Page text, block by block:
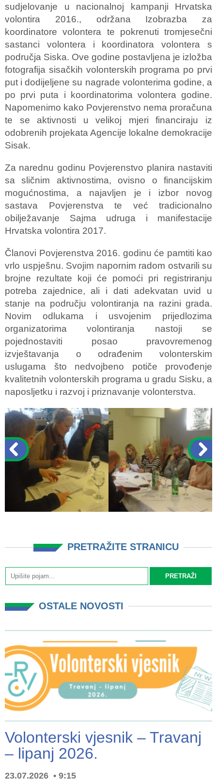
sudjelovanje u nacionalnoj kampanji Hrvatska
volontira 2016., održana Izobrazba za
koordinatore volontera te pokrenuti tromjesečni
sastanci volontera i koordinatora volontera s
područja Siska. Ove godine postavljena je izložba
fotografija sisačkih volonterskih programa po prvi
put i dodijeljene su nagrade volonterima godine, a
po prvi puta i koordinatorima volontera godine.
Napomenimo kako Povjerenstvo nema proračuna
te se aktivnosti u velikoj mjeri financiraju iz
odobrenih projekata Agencije lokalne demokracije
Sisak.
Za narednu godinu Povjerenstvo planira nastaviti
sa sličnim aktivnostima, ovisno o financijskim
mogućnostima, a najavljen je i izbor novog
sastava Povjerenstva te već tradicionalno
obilježavanje Sajma udruga i manifestacije
Hrvatska volontira 2017.
Članovi Povjerenstva 2016. godinu će pamtiti kao
vrlo uspješnu. Svojim napornim radom ostvarili su
brojne rezultate koji će pomoći pri registriranju
potreba zajednice, ali i dati adekvatan uvid u
stanje na području volontiranja na razini grada.
Novim odlukama i usvojenim prijedlozima
organizatorima volontiranja nastoji se
pojednostaviti posao pravovremenog
izvještavanja o odrađenim volonterskim
uslugama što nedvojbeno potiče provođenje
kvalitetnih volonterskih programa u gradu Sisku, a
naposljetku i razvoj i priznavanje volonterstva.
PRETRAŽITE STRANICU
OSTALE NOVOSTI
Volonterski vjesnik – Travanj
– lipanj 2026.
23.07.2026 9:15